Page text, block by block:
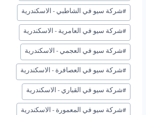
#شركة سيو في الشاطبي - الاسكندرية
#شركة سيو في العامرية - الاسكندرية
#شركة سيو في العجمي - الاسكندرية
#شركة سيو في العصافرة - الاسكندرية
#شركة سيو في القباري - الاسكندرية
#شركة سيو في المعمورة - الاسكندرية